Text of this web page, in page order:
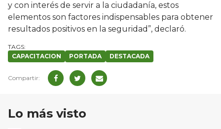
y con interés de servir a la ciudadanía, estos
elementos son factores indispensables para obtener
resultados positivos en la seguridad”, declaró.
CAPACITACION PORTADA DESTACADA
Lo más visto